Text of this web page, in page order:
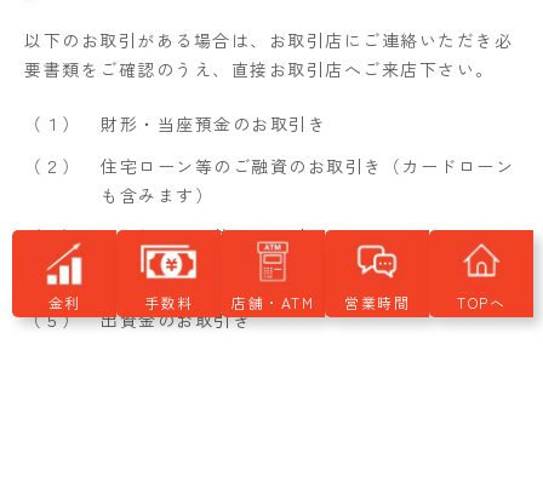
金利 手数料 店舗・ATM 営業時間 TOPへ
以下のお取引がある場合は、お取引店にご連絡いただき必
要書類をご確認のうえ、直接お取引店へご来店下さい。
（１）
財形・当座預金のお取引き
（２）
住宅ローン等のご融資のお取引き（カードローン
も含みます）
（３）
マル優・マル特のお取引き
（４）
法人・任意団体等でのお取引き
（５）
出資金のお取引き